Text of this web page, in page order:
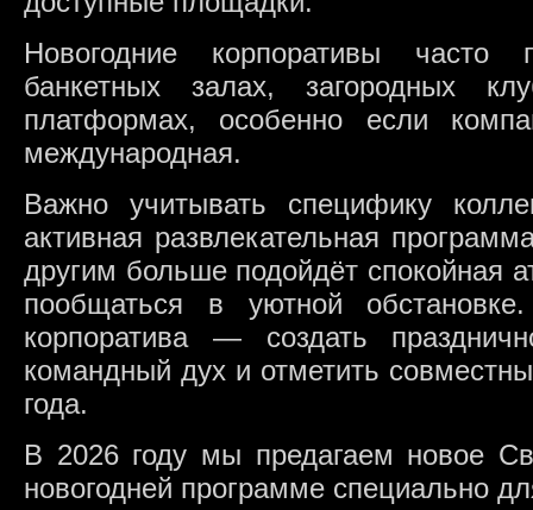
Новогодние корпоративы часто
банкетных залах, загородных
платформах, особенно если
международная.
Важно учитывать специфику
активная развлекательная
другим больше подойдёт спокойная
пообщаться в уютной
корпоратива — создать
командный дух и отметить
года.
В 2026 году мы предагаем новое
новогодней программе специально